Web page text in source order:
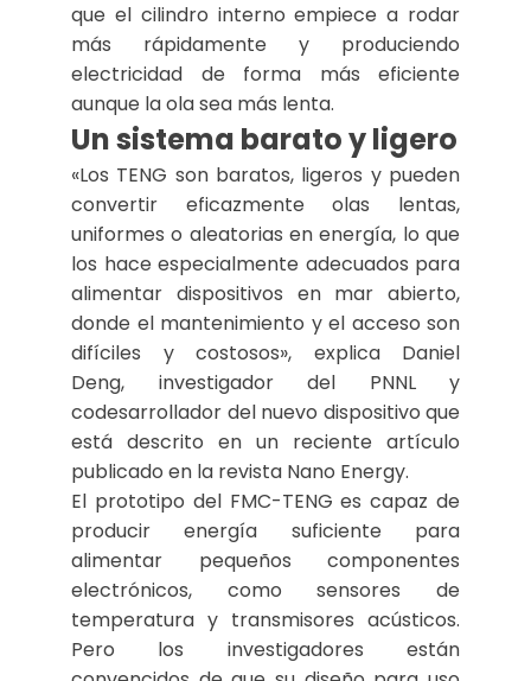
que el cilindro interno empiece a rodar
más rápidamente y produciendo
electricidad de forma más eficiente
aunque la ola sea más lenta.
Un sistema barato y ligero
«Los TENG son baratos, ligeros y pueden
convertir eficazmente olas lentas,
uniformes o aleatorias en energía, lo que
los hace especialmente adecuados para
alimentar dispositivos en mar abierto,
donde el mantenimiento y el acceso son
difíciles y costosos», explica Daniel
Deng, investigador del PNNL y
codesarrollador del nuevo dispositivo que
está descrito en un reciente artículo
publicado en la revista Nano Energy.
El prototipo del FMC-TENG es capaz de
producir energía suficiente para
alimentar pequeños componentes
electrónicos, como sensores de
temperatura y transmisores acústicos.
Pero los investigadores están